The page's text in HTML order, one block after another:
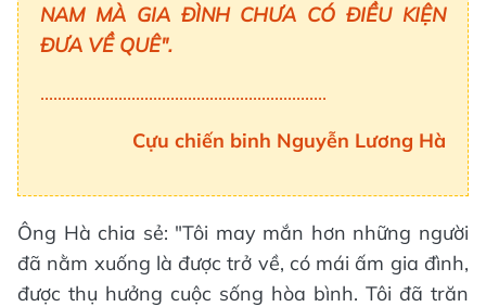
NAM MÀ GIA ĐÌNH CHƯA CÓ ĐIỀU KIỆN
ĐƯA VỀ QUÊ".
..................................................................
Cựu chiến binh Nguyễn Lương Hà
Ông Hà chia sẻ: "Tôi may mắn hơn những người
đã nằm xuống là được trở về, có mái ấm gia đình,
được thụ hưởng cuộc sống hòa bình. Tôi đã trăn